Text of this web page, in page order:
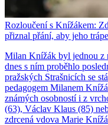
Rozloučení s Knížákem:
přiznal přání, aby jeho
Milan Knížák byl jednou z
dnes s ním proběhlo
pražských Strašnicích se
pedagogem Milanem
známých osobností i z
(63), Václav Klaus (85)
zdrcená vdova Marie